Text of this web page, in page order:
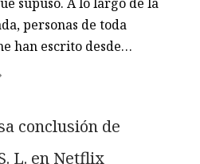
supuso. A lo largo de la
personas de toda
han escrito desde…
conclusión de
L. en Netflix